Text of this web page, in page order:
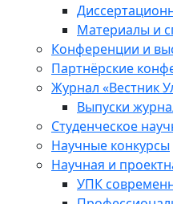
Материалы и
Конференции и
Партнёрские
Журнал «Вестник
Выпуски
Студенческое
Научные конкурсы
Научная и
УПК